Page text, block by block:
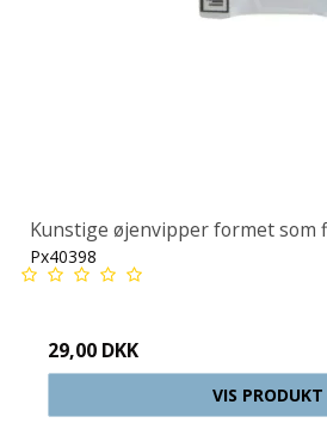
Kunstige øjenvipper formet som
Px40398
29,00 DKK
VIS PRODUKT